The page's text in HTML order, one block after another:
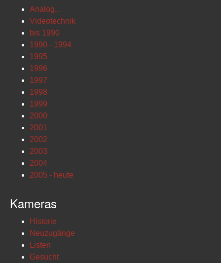
Analog...
Videotechnik
bis 1990
1990 - 1994
1995
1996
1997
1998
1999
2000
2001
2002
2003
2004
2005 - heute
Kameras
Historie
Neuzugänge
Listen
Gesucht